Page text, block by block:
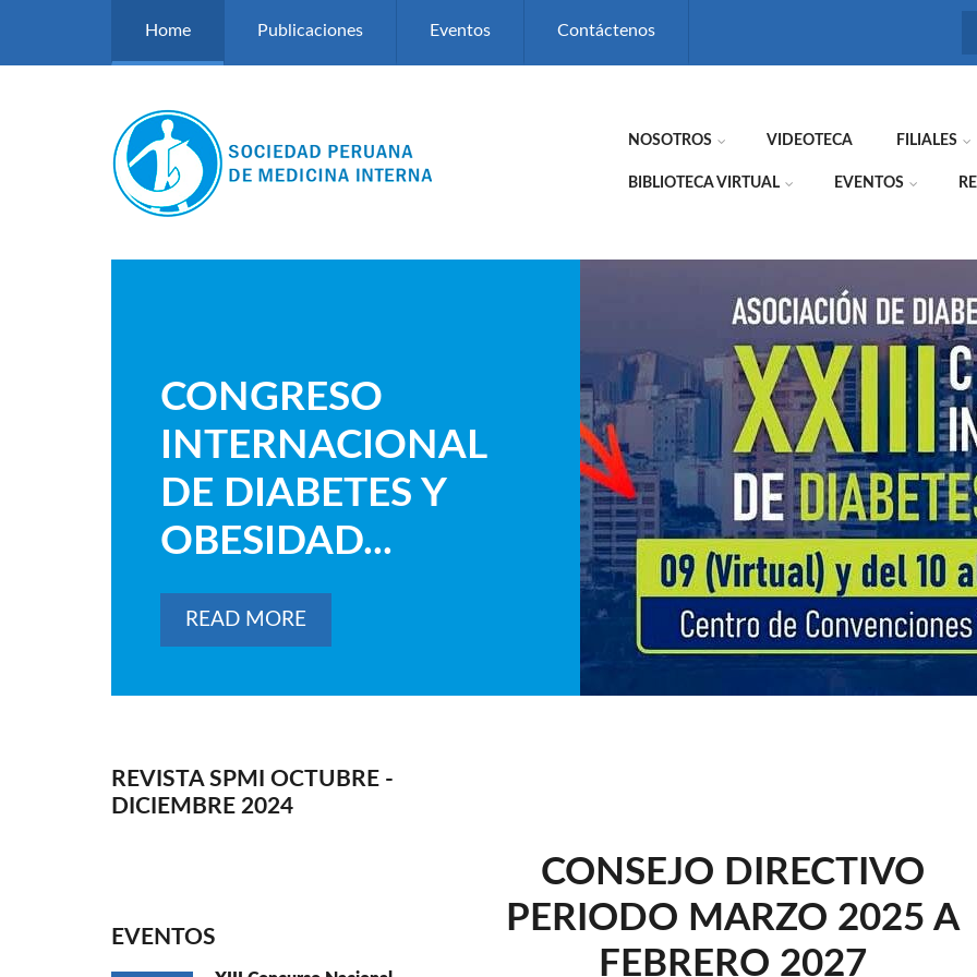
Home Publicaciones Eventos Contáctenos
NOSOTROS VIDEOTECA FILIALES
BIBLIOTECA VIRTUAL EVENTOS
CONGRESO
INTERNACIONAL
DE DIABETES Y
OBESIDAD...
READ MORE
REVISTA SPMI OCTUBRE -
DICIEMBRE 2024
EVENTOS
CONSEJO DIRECTIVO
PERIODO MARZO 2025 A
FEBRERO 2027